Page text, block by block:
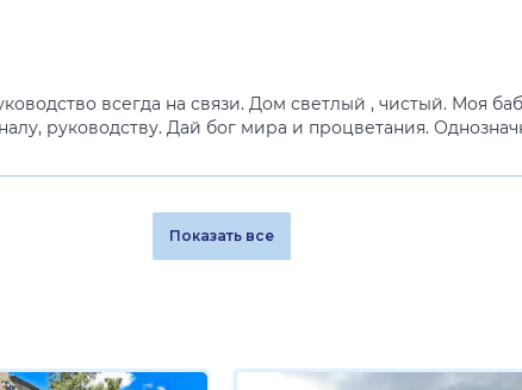
всегда на связи. Дом светлый , чистый. Моя
руководству. Дай бог мира и процветания.
Показать все